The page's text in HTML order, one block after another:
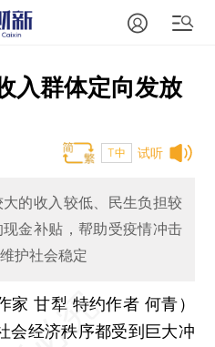
入群体定向发放
试听
T中
的收入较低、民生负担较
金补贴，帮助受疫情冲击
护社会稳定
家 甘犁 特约作者 何青）
会经济秩序都受到巨大冲